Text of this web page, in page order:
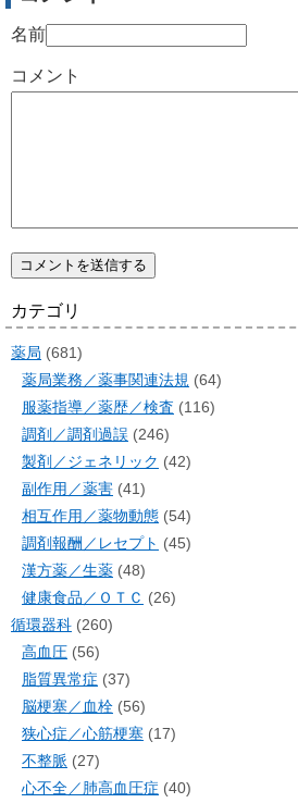
名前
コメント
カテゴリ
薬局 (681)
薬局業務／薬事関連法規 (64)
服薬指導／薬歴／検査 (116)
調剤／調剤過誤 (246)
製剤／ジェネリック (42)
副作用／薬害 (41)
相互作用／薬物動態 (54)
調剤報酬／レセプト (45)
漢方薬／生薬 (48)
健康食品／ＯＴＣ (26)
循環器科 (260)
高血圧 (56)
脂質異常症 (37)
脳梗塞／血栓 (56)
狭心症／心筋梗塞 (17)
不整脈 (27)
心不全／肺高血圧症 (40)